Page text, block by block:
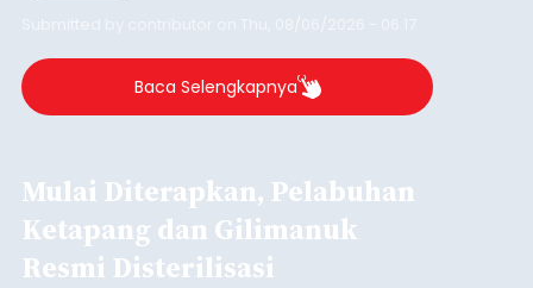
Baca Selengkapnya
Mulai Diterapkan, Pelabuhan
Ketapang dan Gilimanuk
Resmi Disterilisasi